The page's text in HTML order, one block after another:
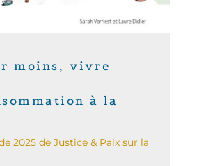
moins, vivre
à la
2025 de Justice & Paix sur la